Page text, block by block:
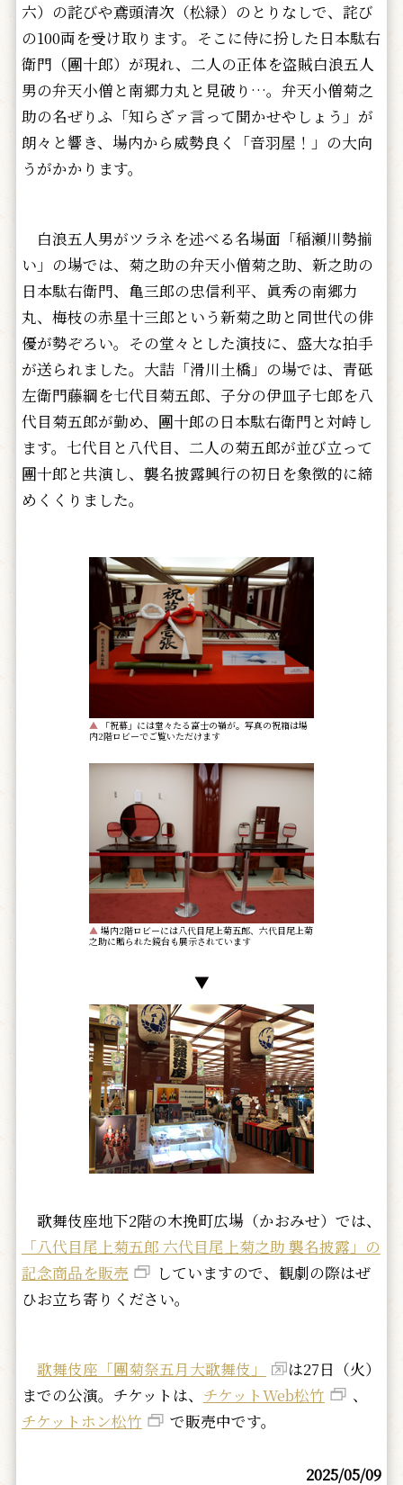
六）の詫びや鳶頭清次（松緑）のとりなしで、詫び
の100両を受け取ります。そこに侍に扮した日本駄右
衛門（團十郎）が現れ、二人の正体を盗賊白浪五人
男の弁天小僧と南郷力丸と見破り…。弁天小僧菊之
助の名ぜりふ「知らざァ言って聞かせやしょう」が
朗々と響き、場内から威勢良く「音羽屋！」の大向
うがかかります。
白浪五人男がツラネを述べる名場面「稲瀬川勢揃
い」の場では、菊之助の弁天小僧菊之助、新之助の
日本駄右衛門、亀三郎の忠信利平、眞秀の南郷力
丸、梅枝の赤星十三郎という新菊之助と同世代の俳
優が勢ぞろい。その堂々とした演技に、盛大な拍手
が送られました。大詰「滑川土橋」の場では、青砥
左衛門藤綱を七代目菊五郎、子分の伊皿子七郎を八
代目菊五郎が勤め、團十郎の日本駄右衛門と対峙し
ます。七代目と八代目、二人の菊五郎が並び立って
團十郎と共演し、襲名披露興行の初日を象徴的に締
めくくりました。
▲ 「祝幕」には堂々たる富士の嶺が。写真の祝箱は場
内2階ロビーでご覧いただけます
▲ 場内2階ロビーには八代目尾上菊五郎、六代目尾上菊
之助に贈られた鏡台も展示されています
▼
歌舞伎座地下2階の木挽町広場（かおみせ）では、
「八代目尾上菊五郎 六代目尾上菊之助 襲名披露」の
記念商品を販売
していますので、観劇の際はぜ
ひお立ち寄りください。
歌舞伎座「團菊祭五月大歌舞伎」
は27日（火）
までの公演。チケットは、 チケットWeb松竹
、
チケットホン松竹
で販売中です。
2025/05/09